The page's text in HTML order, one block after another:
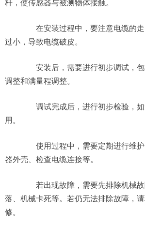
杆，使传感器与被测物体接触。
在安装过程中，要注意电缆的走
过小，导致电缆破皮。
安装后，需要进行初步调试，包
调整和满量程调整。
调试完成后，进行初步检验，如
用。
使用过程中，需要定期进行维护
器外壳、检查电缆连接等。
若出现故障，需要先排除机械故
落、机械卡死等。若仍无法排除故障，
修。